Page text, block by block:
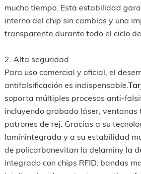
mucho tiempo. Esta estabilidad
interno del chip sin cambios y una
transparente durante todo el ciclo
2. Alta seguridad
Para uso comercial y oficial, el
antifalsificación es indispensable.
soporta múltiples procesos anti-
incluyendo grabado láser, ventanas
patrones de rej. Gracias a su
laminintegrada y a su estabilidad
de policarbonevitan la delaminy la
integrado con chips RFID, bandas